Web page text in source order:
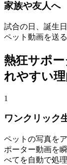
家族や友人へ
試合の日、誕生
ペット動画を送
熱狂サポ
れやすい
1
ワンクリック
ペットの写真を
ポーター動画を
べてを自動で処理